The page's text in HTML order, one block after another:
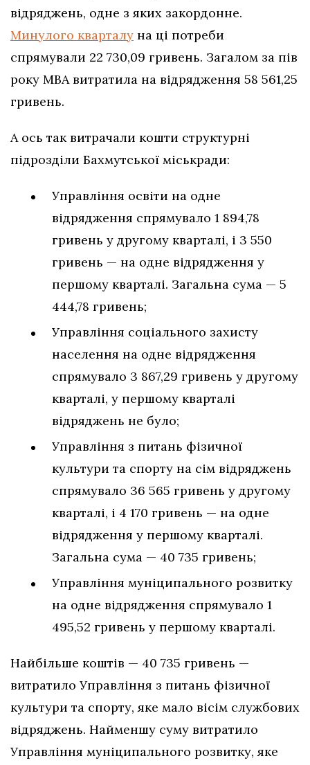
відряджень, одне з яких закордонне.
Минулого кварталу на ці потреби
спрямували 22 730,09 гривень. Загалом за пів
року МВА витратила на відрядження 58 561,25
гривень.
А ось так витрачали кошти структурні
підрозділи Бахмутської міськради:
Управління освіти на одне
відрядження спрямувало 1 894,78
гривень у другому кварталі, і 3 550
гривень — на одне відрядження у
першому кварталі. Загальна сума — 5
444,78 гривень;
Управління соціального захисту
населення на одне відрядження
спрямувало 3 867,29 гривень у другому
кварталі, у першому кварталі
відряджень не було;
Управління з питань фізичної
культури та спорту на сім відряджень
спрямувало 36 565 гривень у другому
кварталі, і 4 170 гривень — на одне
відрядження у першому кварталі.
Загальна сума — 40 735 гривень;
Управління муніципального розвитку
на одне відрядження спрямувало 1
495,52 гривень у першому кварталі.
Найбільше коштів — 40 735 гривень —
витратило Управління з питань фізичної
культури та спорту, яке мало вісім службових
відряджень. Найменшу суму витратило
Управління муніципального розвитку, яке